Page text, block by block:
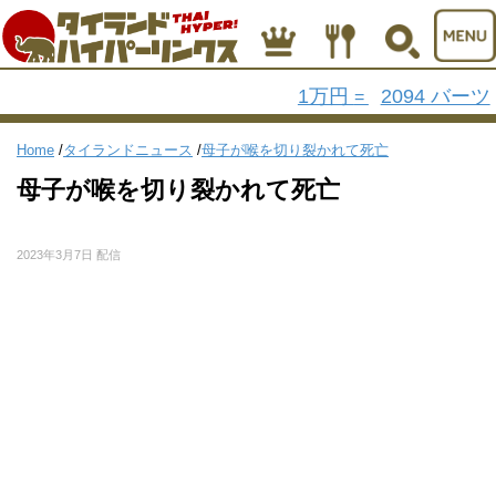
1万円 = 2094 バーツ
Home /タイランドニュース /母子が喉を切り裂かれて死亡
母子が喉を切り裂かれて死亡
2023年3月7日 配信